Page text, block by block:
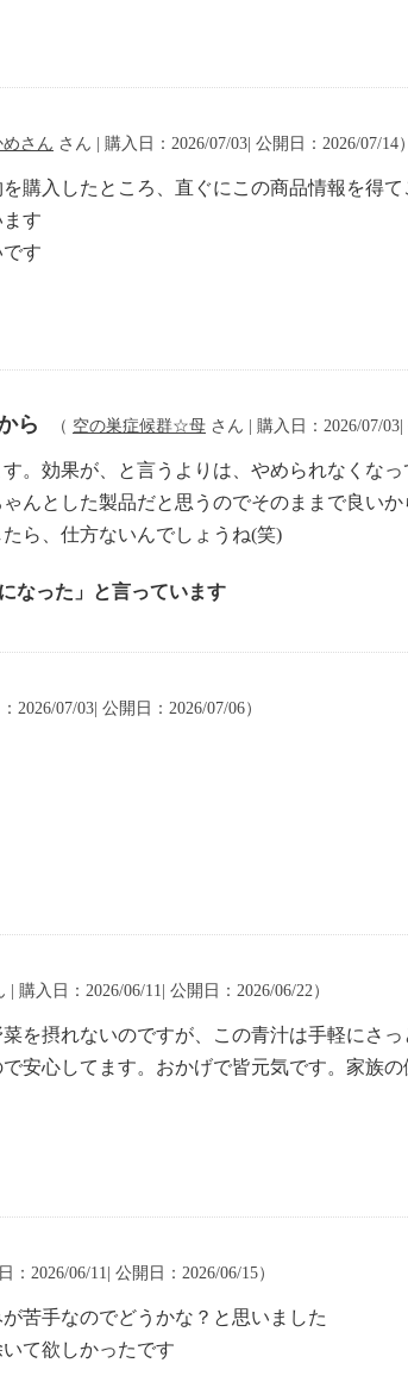
めさん さん | 購入日：2026/07/03| 公開日：2026/07/14）
購入したところ、直ぐにこの商品情報を得て
す
す
ら （ 空の巣症候群☆母 さん | 購入日：2026/07/03|
。効果が、と言うよりは、やめられなくなっ
んとした製品だと思うのでそのままで良い
ら、仕方ないんでしょうね(笑)
なった」と言っています
2026/07/03| 公開日：2026/07/06）
| 購入日：2026/06/11| 公開日：2026/06/22）
を摂れないのですが、この青汁は手軽にさ
安心してます。おかげで皆元気です。家族
：2026/06/11| 公開日：2026/06/15）
苦手なのでどうかな？と思いました
て欲しかったです